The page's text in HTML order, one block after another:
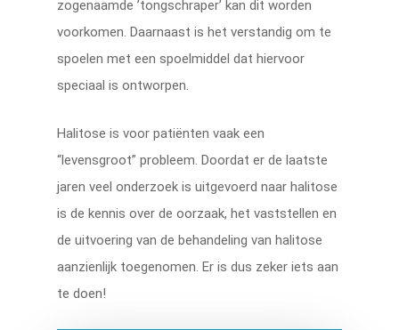
zogenaamde ’tongschraper’ kan dit worden
voorkomen. Daarnaast is het verstandig om te
spoelen met een spoelmiddel dat hiervoor
speciaal is ontworpen.
Halitose is voor patiënten vaak een
“levensgroot” probleem. Doordat er de laatste
jaren veel onderzoek is uitgevoerd naar halitose
is de kennis over de oorzaak, het vaststellen en
de uitvoering van de behandeling van halitose
aanzienlijk toegenomen. Er is dus zeker iets aan
te doen!